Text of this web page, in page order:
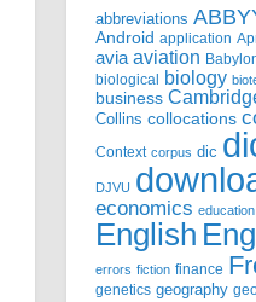
abbreviations
Android application
avia aviation
biological biology
business
Collins collocations
Context corpus dic
DJVU
economics education
English
errors fiction finance
genetics geography